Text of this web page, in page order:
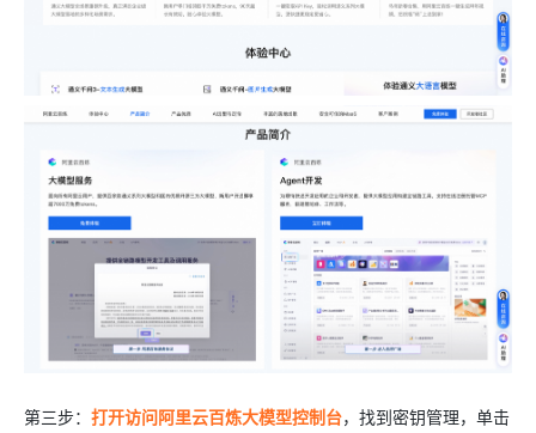
第三步： 打开访问阿里云百炼大模型控制台，找到密钥管理，单击